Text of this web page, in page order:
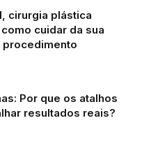
cirurgia plástica
cuidar da sua
procedimento
Por que os atalhos
resultados reais?